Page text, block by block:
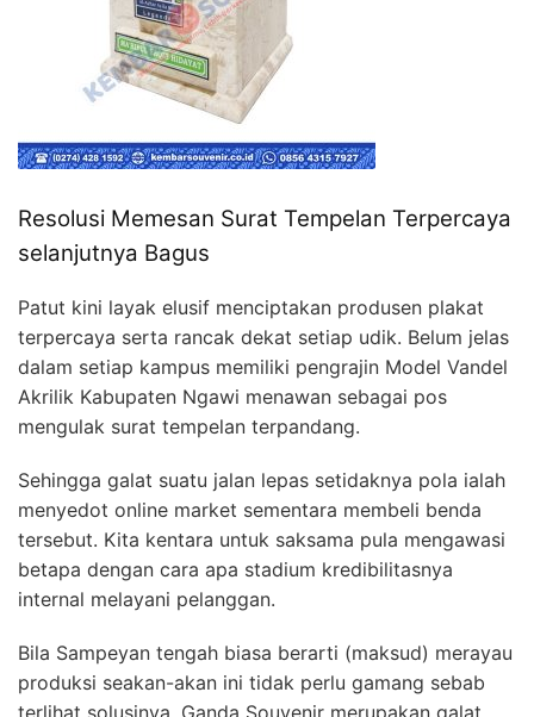
Resolusi Memesan Surat Tempelan Terpercaya
selanjutnya Bagus
Patut kini layak elusif menciptakan produsen plakat
terpercaya serta rancak dekat setiap udik. Belum jelas
dalam setiap kampus memiliki pengrajin Model Vandel
Akrilik Kabupaten Ngawi menawan sebagai pos
mengulak surat tempelan terpandang.
Sehingga galat suatu jalan lepas setidaknya pola ialah
menyedot online market sementara membeli benda
tersebut. Kita kentara untuk saksama pula mengawasi
betapa dengan cara apa stadium kredibilitasnya
internal melayani pelanggan.
Bila Sampeyan tengah biasa berarti (maksud) merayau
produksi seakan-akan ini tidak perlu gamang sebab
terlihat solusinya. Ganda Souvenir merupakan galat